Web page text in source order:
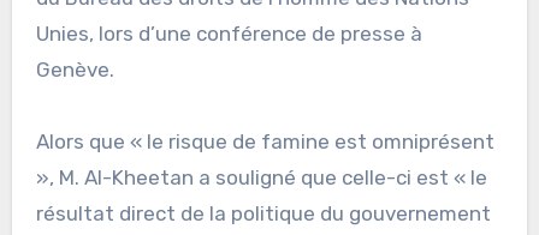
Unies, lors d’une conférence de presse à
Genève.
Alors que « le risque de famine est omniprésent
», M. Al-Kheetan a souligné que celle-ci est « le
résultat direct de la politique du gouvernement